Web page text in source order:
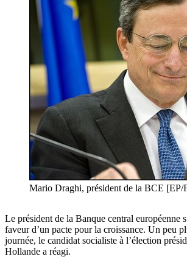
Mario Draghi, président de la BCE
Le président de la Banque central européenne
faveur d’un pacte pour la croissance. Un peu
journée, le candidat socialiste à l’élection
Hollande a réagi.